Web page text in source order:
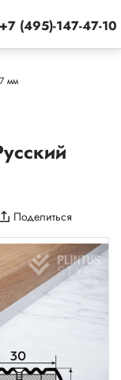
+7 (495)-147-47-10
мм
Поделиться